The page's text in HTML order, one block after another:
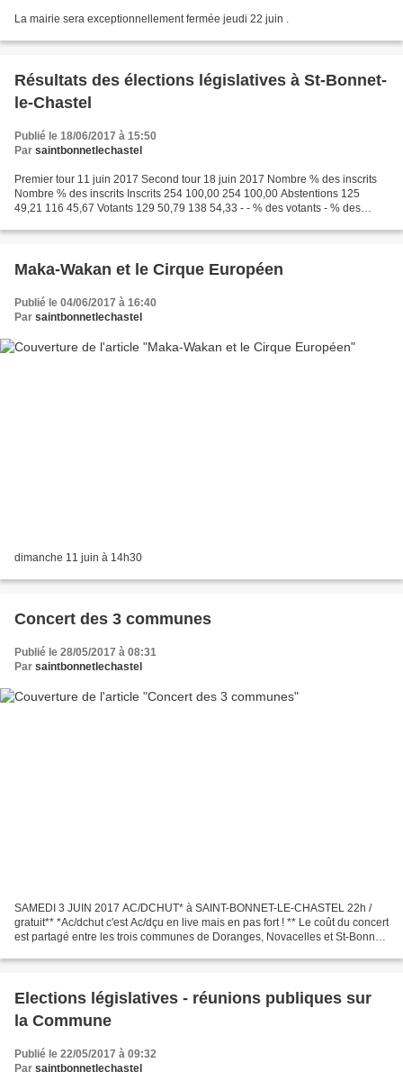
La mairie sera exceptionnellement fermée jeudi 22 juin .
Résultats des élections législatives à St-Bonnet-
le-Chastel
Publié le 18/06/2017 à 15:50
Par saintbonnetlechastel
Premier tour 11 juin 2017 Second tour 18 juin 2017 Nombre % des inscrits
Nombre % des inscrits Inscrits 254 100,00 254 100,00 Abstentions 125
49,21 116 45,67 Votants 129 50,79 138 54,33 - - % des votants - % des
Maka-Wakan et le Cirque Européen
Publié le 04/06/2017 à 16:40
Par saintbonnetlechastel
dimanche 11 juin à 14h30
Concert des 3 communes
Publié le 28/05/2017 à 08:31
Par saintbonnetlechastel
SAMEDI 3 JUIN 2017 AC/DCHUT* à SAINT-BONNET-LE-CHASTEL 22h /
gratuit** *Ac/dchut c'est Ac/dçu en live mais en pas fort ! ** Le coût du concert
est partagé entre les trois communes de Doranges, Novacelles et St-Bonnet-
Elections législatives - réunions publiques sur
la Commune
Publié le 22/05/2017 à 09:32
Par saintbonnetlechastel